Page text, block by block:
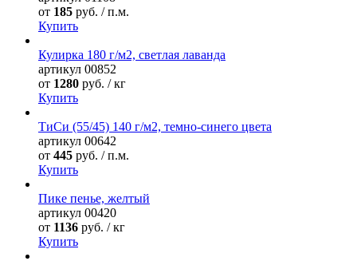
от 185 руб. / п.м.
Купить
Кулирка 180 г/м2, светлая лаванда
артикул 00852
от 1280 руб. / кг
Купить
ТиСи (55/45) 140 г/м2, темно-синего цвета
артикул 00642
от 445 руб. / п.м.
Купить
Пике пенье, желтый
артикул 00420
от 1136 руб. / кг
Купить